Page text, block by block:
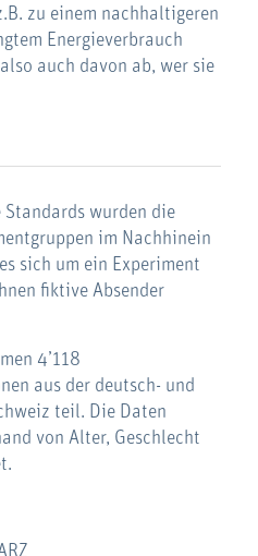
zu einem nachhaltigeren
Energieverbrauch
auch davon ab, wer sie
wurden die
im Nachhinein
sich um ein Experiment
fiktive Absender
4’118
aus der deutsch- und
teil. Die Daten
von Alter, Geschlecht